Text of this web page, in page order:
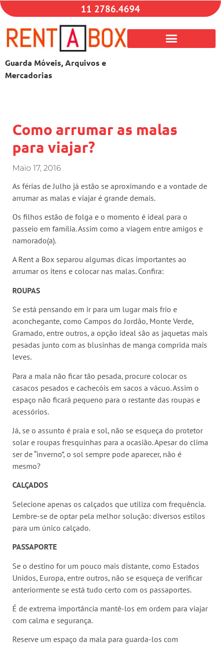
11 2786.4694
Guarda Móveis, Arquivos e
Mercadorias
Como arrumar as malas
para viajar?
Maio 17, 2016
As férias de Julho já estão se aproximando e a vontade de
arrumar as malas e viajar é grande demais.
Os filhos estão de folga e o momento é ideal para o
passeio em família. Assim como a viagem entre amigos e
namorado(a).
A Rent a Box separou algumas dicas importantes ao
arrumar os itens e colocar nas malas. Confira:
ROUPAS
Se está pensando em ir para um lugar mais frio e
aconchegante, como Campos do Jordão, Monte Verde,
Gramado, entre outros, a opção ideal são as jaquetas mais
pesadas junto com as blusinhas de manga comprida mais
leves.
Para a mala não ficar tão pesada, procure colocar os
casacos pesados e cachecóis em sacos a vácuo. Assim o
espaço não ficará pequeno para o restante das roupas e
acessórios.
Já, se o assunto é praia e sol, não se esqueça do protetor
solar e roupas fresquinhas para a ocasião. Apesar do clima
ser de “inverno”, o sol sempre pode aparecer, não é
mesmo?
CALÇADOS
Selecione apenas os calçados que utiliza com frequência.
Lembre-se de optar pela melhor solução: diversos estilos
para um único calçado.
PASSAPORTE
Se o destino for um pouco mais distante, como Estados
Unidos, Europa, entre outros, não se esqueça de verificar
anteriormente se está tudo certo com os passaportes.
É de extrema importância mantê-los em ordem para viajar
com calma e segurança.
Reserve um espaço da mala para guarda-los com